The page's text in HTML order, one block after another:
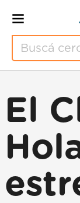
El